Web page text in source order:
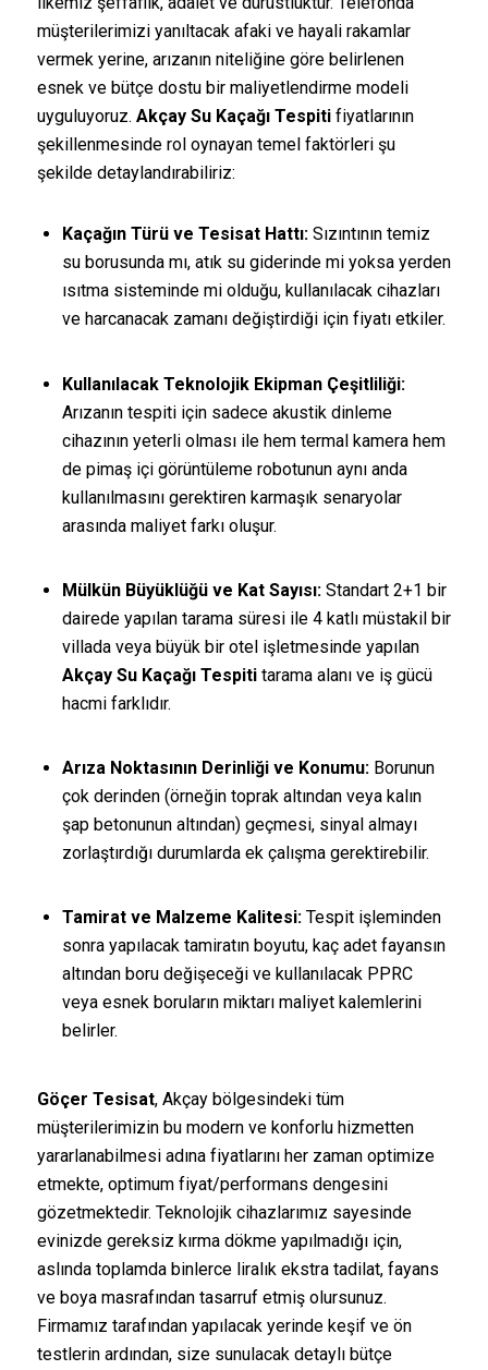
müşterilerimizi yanıltacak afaki ve hayali rakamlar
vermek yerine, arızanın niteliğine göre belirlenen
esnek ve bütçe dostu bir maliyetlendirme modeli
uyguluyoruz. Akçay Su Kaçağı Tespitifiyatlarının
şekillenmesinde rol oynayan temel faktörleri şu
şekilde detaylandırabiliriz:
Kaçağın Türü ve Tesisat Hattı:Sızıntının temiz
su borusunda mı, atık su giderinde mi yoksa yerden
ısıtma sisteminde mi olduğu, kullanılacak cihazları
ve harcanacak zamanı değiştirdiği için fiyatı etkiler.
Kullanılacak Teknolojik Ekipman Çeşitliliği:
Arızanın tespiti için sadece akustik dinleme
cihazının yeterli olması ile hem termal kamera hem
de pimaş içi görüntüleme robotunun aynı anda
kullanılmasını gerektiren karmaşık senaryolar
arasında maliyet farkı oluşur.
Mülkün Büyüklüğü ve Kat Sayısı:Standart 2+1 bir
dairede yapılan tarama süresi ile 4 katlı müstakil bir
villada veya büyük bir otel işletmesinde yapılan
Akçay Su Kaçağı Tespititarama alanı ve iş gücü
hacmi farklıdır.
Arıza Noktasının Derinliği ve Konumu:Borunun
çok derinden (örneğin toprak altından veya kalın
şap betonunun altından) geçmesi, sinyal almayı
zorlaştırdığı durumlarda ek çalışma gerektirebilir.
Tamirat ve Malzeme Kalitesi:Tespit işleminden
sonra yapılacak tamiratın boyutu, kaç adet fayansın
altından boru değişeceği ve kullanılacak PPRC
veya esnek boruların miktarı maliyet kalemlerini
belirler.
Göçer Tesisat, Akçay bölgesindeki tüm
müşterilerimizin bu modern ve konforlu hizmetten
yararlanabilmesi adına fiyatlarını her zaman optimize
etmekte, optimum fiyat/performans dengesini
gözetmektedir. Teknolojik cihazlarımız sayesinde
evinizde gereksiz kırma dökme yapılmadığı için,
aslında toplamda binlerce liralık ekstra tadilat, fayans
ve boya masrafından tasarruf etmiş olursunuz.
Firmamız tarafından yapılacak yerinde keşif ve ön
testlerin ardından, size sunulacak detaylı bütçe